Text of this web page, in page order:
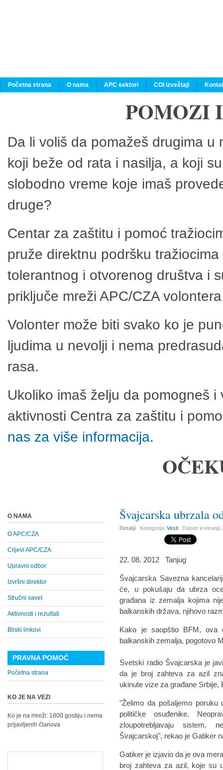
Početna strana O nama APC sektori COI izveštaji
POMOZI
Da li voliš da pomažeš drugima
koji beže od rata i nasilja, a koji
slobodno vreme koje imaš
druge?
Centar za zaštitu i pomoć
pruže direktnu podršku
tolerantnog i otvorenog društva i
priključe mreži APC/CZA
Volonter može biti svako ko je
ljudima u nevolji i nema
rasa.
Ukoliko imaš želju da pomogneš
aktivnosti Centra za zaštitu i
nas za više informacija.
Švajcarska ubrzala
Detalji Kategorija:Vesti Datum kreiranja
22. 08. 2012 Tanjug
Švajcarska Savezna
će, u pokušaju da ubrza
građana iz zemalja kojima
balkanskih država, njihovo
Kako je saopštio BFM, ova
balkanskih zemalja, pogotovo
Svetski radio Švajcarska je
da je broj zahteva za azil
ukinute vize za građane Srbije,
"Želimo da pošaljemo
političke osuđenike.
zloupotrebljavaju sistem,
Švajcarskoj", rekao je Gatiker
Gatiker je izjavio da je ova
broj zahteva za azil, koje su
O NAMA
O APC/CZA
Ciljevi APC/CZA
Upravni odbor
Izvršni direktor
Stručni savet
Aktivnosti i rezultati
Bliski linkovi
PRAVNA POMOĆ
Početna strana
KO JE NA VEZI
Ko je na mreži: 1800 gostiju i nema
prijavljenih članova